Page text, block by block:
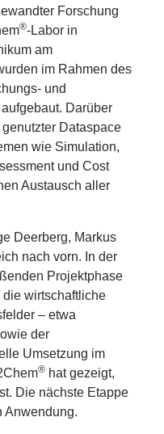
Forschung
®-Labor in
am
im Rahmen des
und
Darüber
Dataspace
wie Simulation,
und Cost
Austausch aller
Deerberg, Markus
nach vorn. In der
Projektphase
wirtschaftliche
– etwa
der
Umsetzung im
Chem® hat gezeigt,
Die nächste Etappe
Anwendung.